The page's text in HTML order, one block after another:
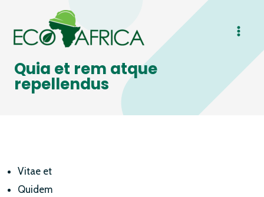
content
Quia et rem atque
repellendus
Vitae et
Quidem